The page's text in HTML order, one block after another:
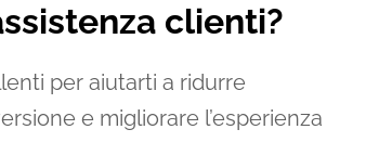
clienti?
per aiutarti a ridurre
e migliorare l’esperienza